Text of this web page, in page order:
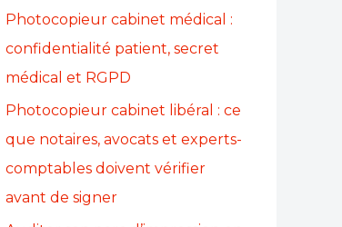
Photocopieur cabinet médical :
confidentialité patient, secret
médical et RGPD
Photocopieur cabinet libéral : ce
que notaires, avocats et experts-
comptables doivent vérifier
avant de signer